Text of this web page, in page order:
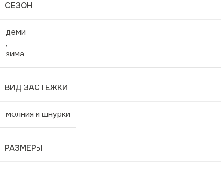
СЕЗОН
деми
,
зима
ВИД ЗАСТЕЖКИ
молния и шнурки
РАЗМЕРЫ